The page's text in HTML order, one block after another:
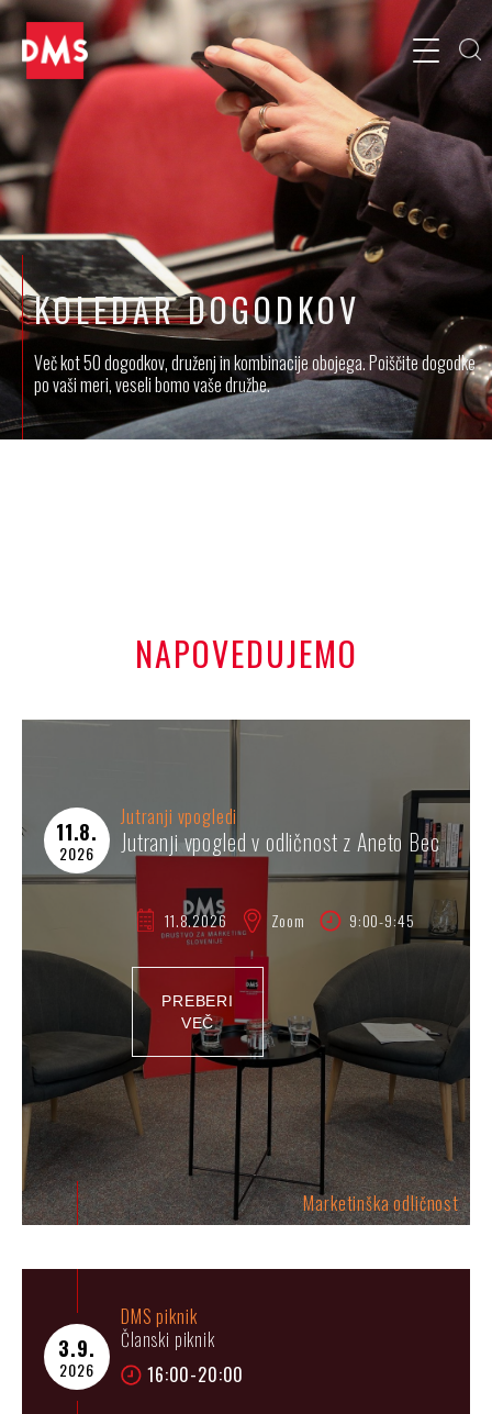
KOLEDAR DOGODKOV
Več kot 50 dogodkov, druženj in kombinacije obojega. Poiščite dogodke
po vaši meri, veseli bomo vaše družbe.
NAPOVEDUJEMO
11.8.
2026
Jutranji vpogledi
Jutranji vpogled v odličnost z Aneto Bec
Marketinška odličnost
11.8.2026 Zoom 9:00-9:45
PREBERI
VEČ
3.9.
2026
DMS piknik
Članski piknik
16:00-20:00